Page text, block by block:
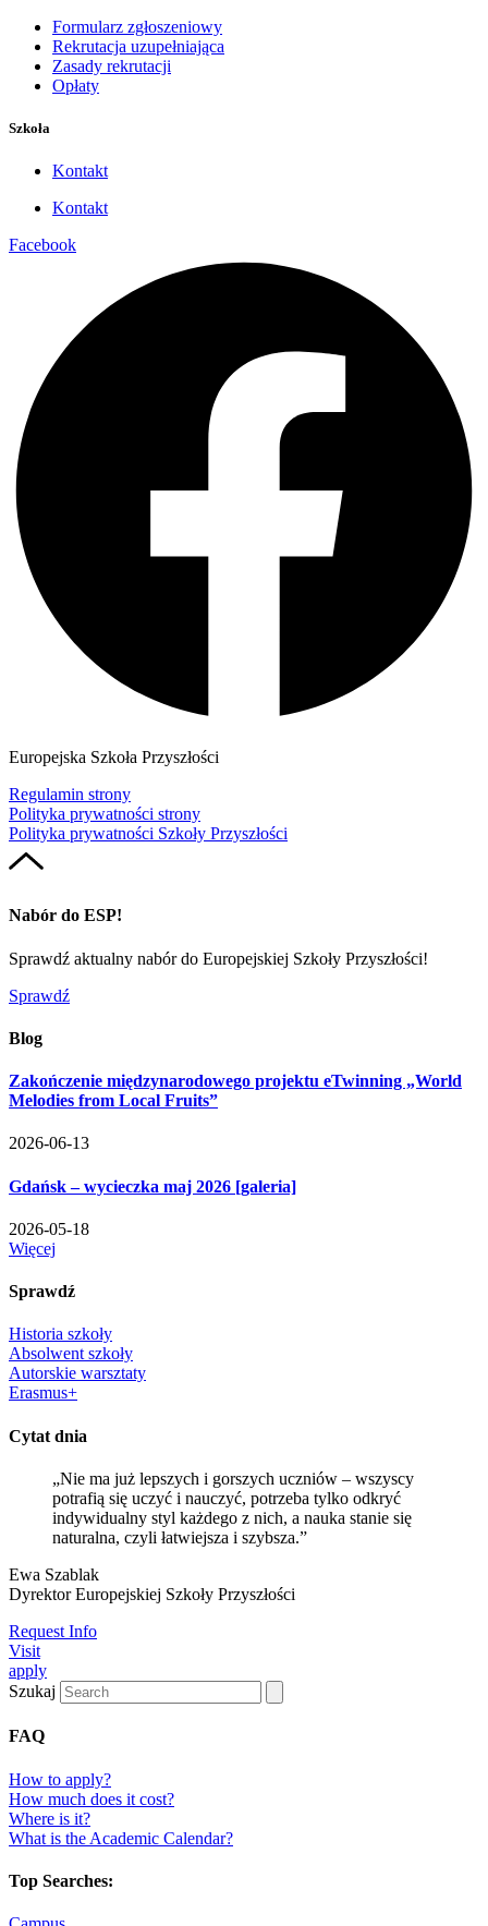
Formularz zgłoszeniowy
Rekrutacja uzupełniająca
Zasady rekrutacji
Opłaty
Szkoła
Kontakt
Kontakt
Facebook
Europejska Szkoła Przyszłości
Regulamin strony
Polityka prywatności strony
Polityka prywatności Szkoły Przyszłości
Nabór do ESP!
Sprawdź aktualny nabór do Europejskiej Szkoły Przyszłości!
Sprawdź
Blog
Zakończenie międzynarodowego projektu eTwinning „World
Melodies from Local Fruits”
2026-06-13
Gdańsk – wycieczka maj 2026 [galeria]
2026-05-18
Więcej
Sprawdź
Historia szkoły
Absolwent szkoły
Autorskie warsztaty
Erasmus+
Cytat dnia
„Nie ma już lepszych i gorszych uczniów – wszyscy
potrafią się uczyć i nauczyć, potrzeba tylko odkryć
indywidualny styl każdego z nich, a nauka stanie się
naturalna, czyli łatwiejsza i szybsza.”
Ewa Szablak
Dyrektor Europejskiej Szkoły Przyszłości
Request Info
Visit
apply
Szukaj
FAQ
How to apply?
How much does it cost?
Where is it?
What is the Academic Calendar?
Top Searches: